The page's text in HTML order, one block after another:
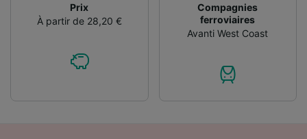
Prix
À partir de 28,20 €
Compagnies
ferroviaires
Avanti West Coast